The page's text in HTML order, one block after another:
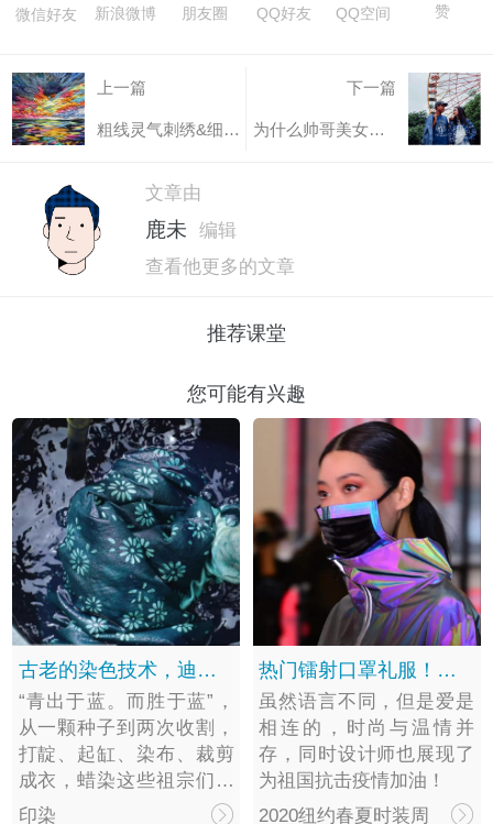
微信好友 新浪微博 朋友圈 QQ好友 QQ空间 赞
上一篇
粗线灵气刺绣&细线精致刺绣 你更喜欢那种？
下一篇
为什么帅哥美女都偏爱这一抹靛蓝？
文章由
鹿未
编辑
查看他更多的文章
推荐课堂
您可能有兴趣
古老的染色技术，迪丽热巴逛古镇“偶遇”草木染
“青出于蓝。而胜于蓝”，
从一颗种子到两次收割，
打靛、起缸、染布、裁剪
成衣，蜡染这些祖宗们的
手艺，不知道多少人已经
印染
热门镭射口罩礼服！穿上它秒变disco灯球！
虽然语言不同，但是爱是
相连的，时尚与温情并
存，同时设计师也展现了
为祖国抗击疫情加油！
2020纽约春夏时装周